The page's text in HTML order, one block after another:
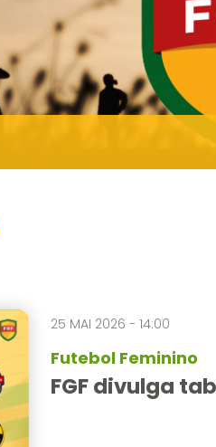
25 MAI 2026 - 14:00
Futebol Feminino
FGF divulga